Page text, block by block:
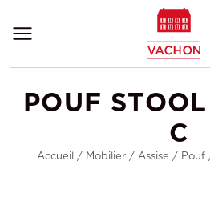
POUF
C
Accueil / Mobilier / Assise / Pouf